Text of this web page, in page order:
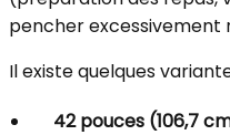
pencher excessivement
Il existe quelques
42 pouces (106,7